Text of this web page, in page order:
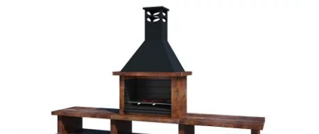
Contacto